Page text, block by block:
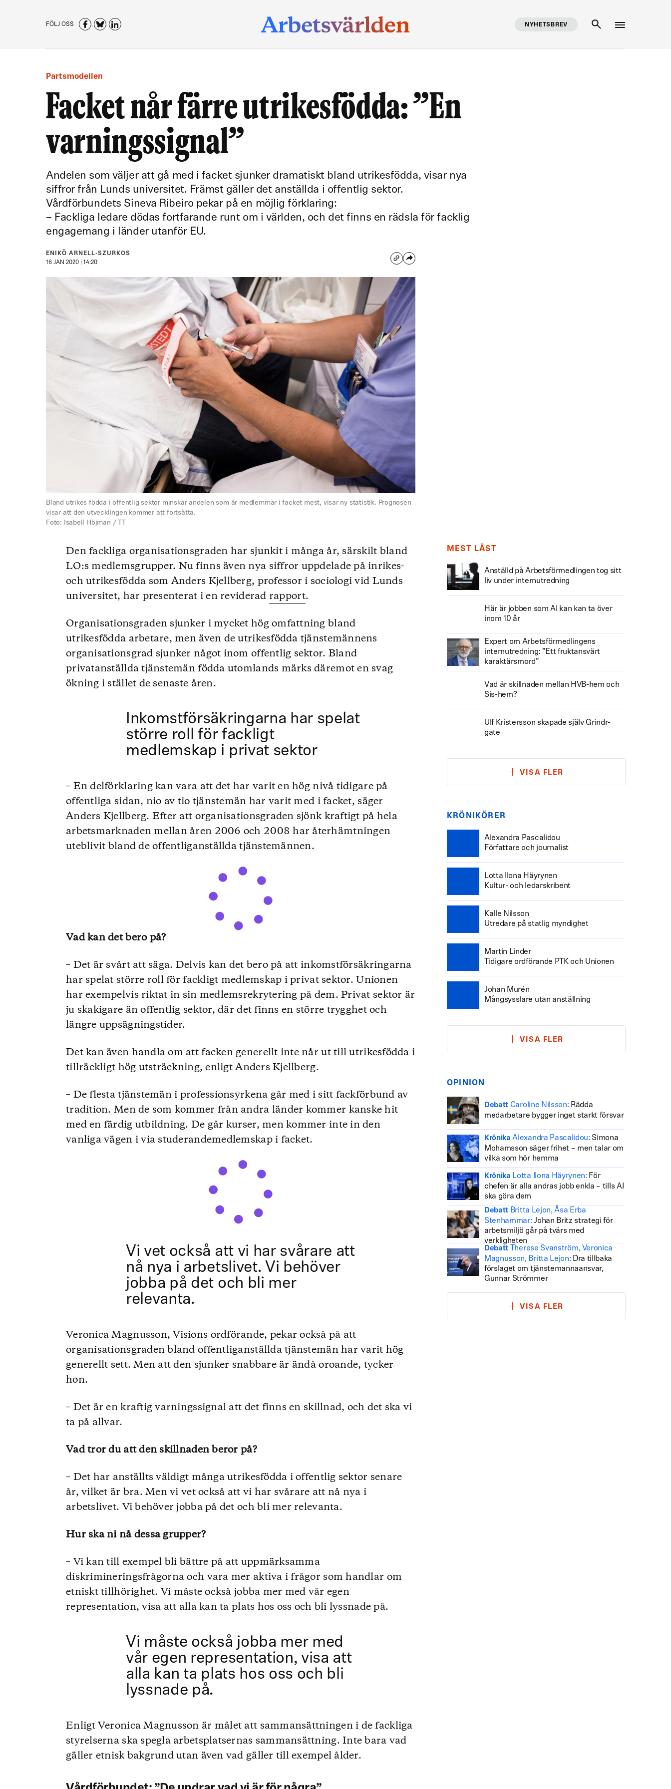
FÖLJ OSS NYHETSBREV
Partsmodellen
Facket når färre utrikesfödda: ”En
varningssignal”
Andelen som väljer att gå med i facket sjunker dramatiskt bland utrikesfödda, visar nya
siffror från Lunds universitet. Främst gäller det anställda i offentlig sektor.
Vårdförbundets Sineva Ribeiro pekar på en möjlig förklaring:
– Fackliga ledare dödas fortfarande runt om i världen, och det finns en rädsla för facklig
engagemang i länder utanför EU.
ENIKÖ ARNELL-SZURKOS
16 JAN 2020 | 14:20
Bland utrikes födda i offentlig sektor minskar andelen som är medlemmar i facket mest, visar ny statistik. Prognosen
visar att den utvecklingen kommer att fortsätta.
Foto: Isabell Höjman / TT
Den fackliga organisationsgraden har sjunkit i många år, särskilt bland
LO:s medlemsgrupper. Nu finns även nya siffror uppdelade på inrikes-
och utrikesfödda som Anders Kjellberg, professor i sociologi vid Lunds
universitet, har presenterat i en reviderad rapport.
Organisationsgraden sjunker i mycket hög omfattning bland
utrikesfödda arbetare, men även de utrikesfödda tjänstemännens
organisationsgrad sjunker något inom offentlig sektor. Bland
privatanställda tjänstemän födda utomlands märks däremot en svag
ökning i stället de senaste åren.
Inkomstförsäkringarna har spelat
större roll för fackligt
medlemskap i privat sektor
– En delförklaring kan vara att det har varit en hög nivå tidigare på
offentliga sidan, nio av tio tjänstemän har varit med i facket, säger
Anders Kjellberg. Efter att organisationsgraden sjönk kraftigt på hela
arbetsmarknaden mellan åren 2006 och 2008 har återhämtningen
uteblivit bland de offentliganställda tjänstemännen.
Vad kan det bero på?
– Det är svårt att säga. Delvis kan det bero på att inkomstförsäkringarna
har spelat större roll för fackligt medlemskap i privat sektor. Unionen
har exempelvis riktat in sin medlemsrekrytering på dem. Privat sektor är
ju skakigare än offentlig sektor, där det finns en större trygghet och
längre uppsägningstider.
Det kan även handla om att facken generellt inte når ut till utrikesfödda i
tillräckligt hög utsträckning, enligt Anders Kjellberg.
– De flesta tjänstemän i professionsyrkena går med i sitt fackförbund av
tradition. Men de som kommer från andra länder kommer kanske hit
med en färdig utbildning. De går kurser, men kommer inte in den
vanliga vägen i via studerandemedlemskap i facket.
Vi vet också att vi har svårare att
nå nya i arbetslivet. Vi behöver
jobba på det och bli mer
relevanta.
Veronica Magnusson, Visions ordförande, pekar också på att
organisationsgraden bland offentliganställda tjänstemän har varit hög
generellt sett. Men att den sjunker snabbare är ändå oroande, tycker
hon.
– Det är en kraftig varningssignal att det finns en skillnad, och det ska vi
ta på allvar.
Vad tror du att den skillnaden beror på?
– Det har anställts väldigt många utrikesfödda i offentlig sektor senare
år, vilket är bra. Men vi vet också att vi har svårare att nå nya i
arbetslivet. Vi behöver jobba på det och bli mer relevanta.
Hur ska ni nå dessa grupper?
– Vi kan till exempel bli bättre på att uppmärksamma
diskrimineringsfrågorna och vara mer aktiva i frågor som handlar om
etniskt tillhörighet. Vi måste också jobba mer med vår egen
representation, visa att alla kan ta plats hos oss och bli lyssnade på.
Vi måste också jobba mer med
vår egen representation, visa att
alla kan ta plats hos oss och bli
lyssnade på.
Enligt Veronica Magnusson är målet att sammansättningen i de fackliga
styrelserna ska spegla arbetsplatsernas sammansättning. Inte bara vad
gäller etnisk bakgrund utan även vad gäller till exempel ålder.
MEST LÄST
Anställd på Arbetsförmedlingen tog sitt
liv under internutredning
Här är jobben som AI kan kan ta över
inom 10 år
Expert om Arbetsförmedlingens
internutredning: ”Ett fruktansvärt
karaktärsmord”
Vad är skillnaden mellan HVB-hem och
Sis-hem?
Ulf Kristersson skapade själv Grindr-
gate
VISA FLER
KRÖNIKÖRER
Alexandra Pascalidou
Författare och journalist
Lotta Ilona Häyrynen
Kultur- och ledarskribent
Kalle Nilsson
Utredare på statlig myndighet
Martin Linder
Tidigare ordförande PTK och Unionen
Johan Murén
Mångsysslare utan anställning
VISA FLER
OPINION
Debatt Caroline Nilsson: Rädda
medarbetare bygger inget starkt försvar
Krönika Alexandra Pascalidou: Simona
Mohamsson säger frihet – men talar om
vilka som hör hemma
Krönika Lotta Ilona Häyrynen: För
chefen är alla andras jobb enkla – tills AI
ska göra dem
Debatt Britta Lejon, Åsa Erba
Stenhammar: Johan Britz strategi för
arbetsmiljö går på tvärs med
verkligheten
Debatt
Therese Svanström, Veronica
Magnusson, Britta Lejon: Dra tillbaka
förslaget om tjänstemannaansvar,
Gunnar Strömmer
VISA FLER